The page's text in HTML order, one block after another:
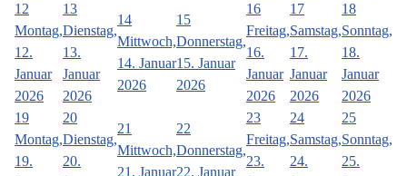
12
Montag,
12.
Januar
2026
13
Dienstag,
13.
Januar
2026
14
Mittwoch,
14. Januar
2026
15
Donnerstag,
15. Januar
2026
16
Freitag,
16.
Januar
2026
17
Samstag,
17.
Januar
2026
18
Sonntag,
18.
Januar
2026
19
Montag,
19.
20
Dienstag,
20.
21
Mittwoch,
21. Januar
22
Donnerstag,
22. Januar
23
Freitag,
23.
24
Samstag,
24.
25
Sonntag,
25.